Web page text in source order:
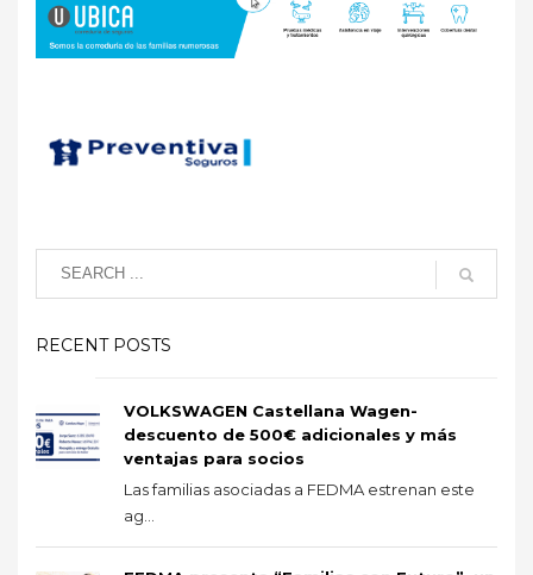
RECENT POSTS
VOLKSWAGEN Castellana Wagen-
descuento de 500€ adicionales y más
ventajas para socios
Las familias asociadas a FEDMA estrenan este
ag...